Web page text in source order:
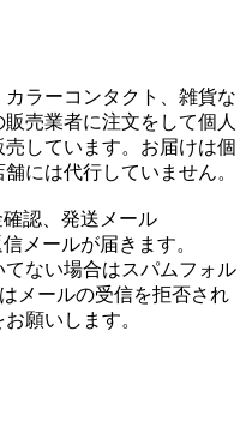
ラーコンタクト、雑貨な
売業者に注文をして個人
しています。お届けは個
には代行していません。
認、発送メール
メールが届きます。
ない場合はスパムフォル
メールの受信を拒否され
願いします。